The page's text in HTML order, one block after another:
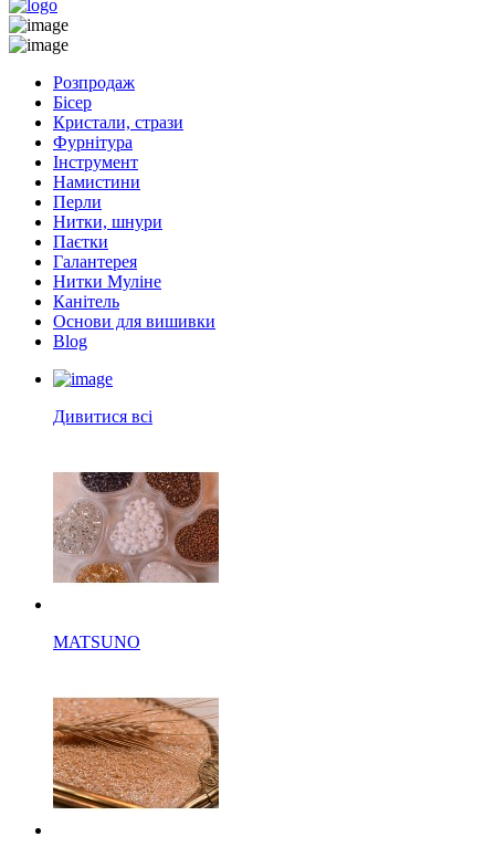
Розпродаж
Бісер
Кристали, стрази
Фурнітура
Інструмент
Намистини
Перли
Нитки, шнури
Паєтки
Галантерея
Нитки Муліне
Канітель
Основи для вишивки
Blog
Дивитися всі
MATSUNO